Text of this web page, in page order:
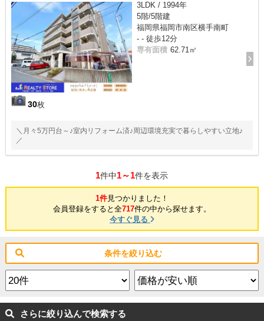
30枚
3LDK / 1994年
5階/5階建
福岡県福岡市南区横手南町
- - 徒歩12分
専有面積 62.71㎡
＼月々5万円台～♪室内リフォーム済♪周辺環境充実で暮らしやすい立地♪
／
1件中1～1件を表示
1件見つかりました！
会員登録をすると全717件の中から探せます。
今すぐ見る
条件を絞り込む
さらに絞り込んで検索する